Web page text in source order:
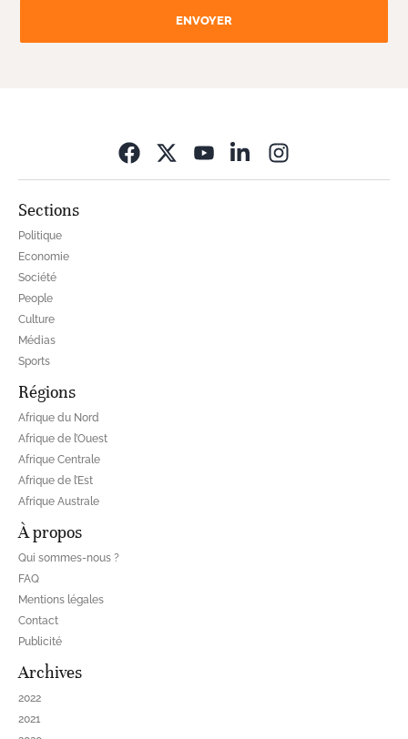
ENVOYER
Sections
Politique
Economie
Société
People
Culture
Médias
Sports
Régions
Afrique du Nord
Afrique de l’Ouest
Afrique Centrale
Afrique de l’Est
Afrique Australe
À propos
Qui sommes-nous ?
FAQ
Mentions légales
Contact
Publicité
Archives
2022
2021